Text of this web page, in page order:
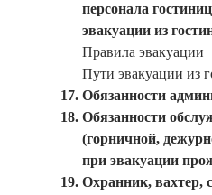
персонала
эвакуации из
Правила эвакуации
Пути эвакуации из
Обязанности
Обязанности
(горничной,
при эвакуации
Охранник, вахтер,